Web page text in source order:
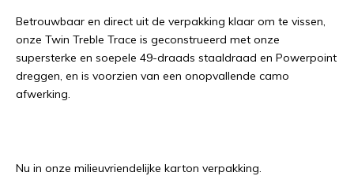
Betrouwbaar en direct uit de verpakking klaar om te vissen,
onze Twin Treble Trace is geconstrueerd met onze
supersterke en soepele 49-draads staaldraad en Powerpoint
dreggen, en is voorzien van een onopvallende camo
afwerking.
Nu in onze milieuvriendelijke karton verpakking.